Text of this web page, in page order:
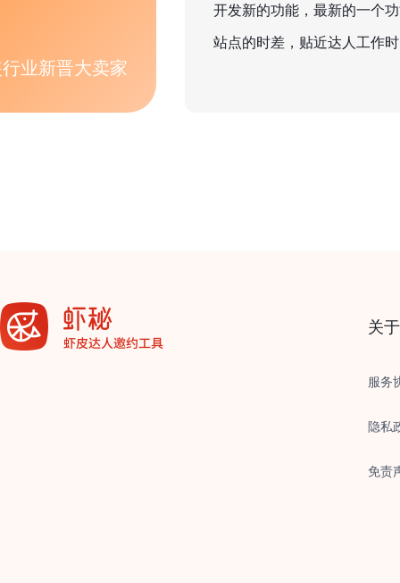
行业新晋大卖家
开发新的功能，最新的一个
站点的时差，贴近达人工作
关
服务
隐私
免责